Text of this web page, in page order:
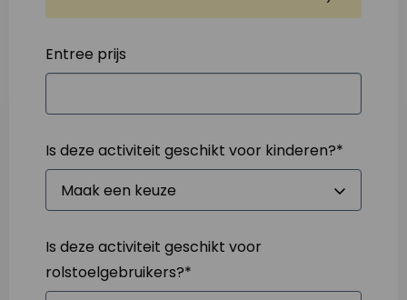
Entree prijs
Is deze activiteit geschikt voor kinderen?*
Is deze activiteit geschikt voor
rolstoelgebruikers?*